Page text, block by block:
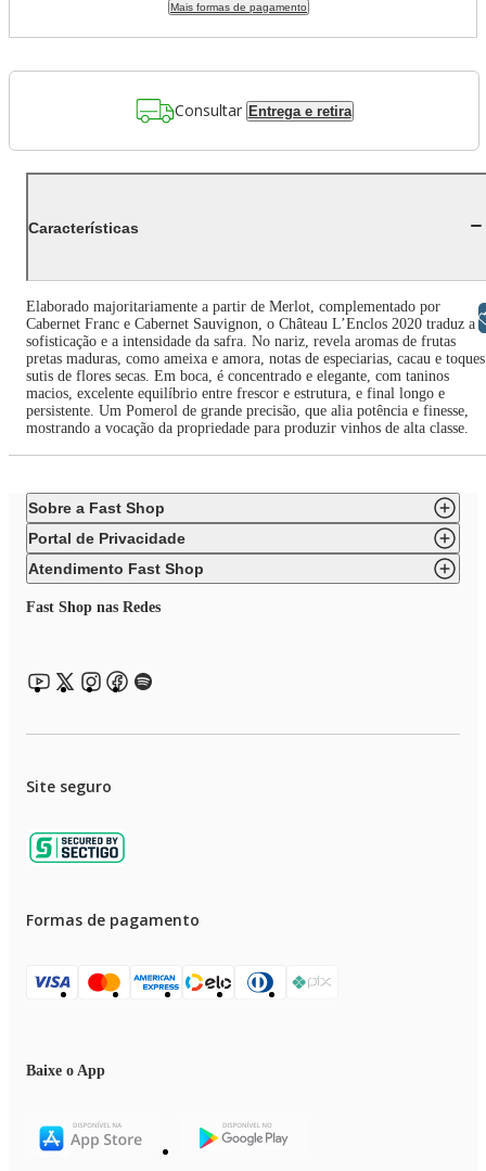
Mais formas de pagamento
Consultar Entrega e retira
Características
Elaborado majoritariamente a partir de Merlot, complementado por
Cabernet Franc e Cabernet Sauvignon, o Château L’Enclos 2020 traduz a
sofisticação e a intensidade da safra. No nariz, revela aromas de frutas
pretas maduras, como ameixa e amora, notas de especiarias, cacau e toques
sutis de flores secas. Em boca, é concentrado e elegante, com taninos
macios, excelente equilíbrio entre frescor e estrutura, e final longo e
persistente. Um Pomerol de grande precisão, que alia potência e finesse,
mostrando a vocação da propriedade para produzir vinhos de alta classe.
Sobre a Fast Shop
Portal de Privacidade
Atendimento Fast Shop
Fast Shop nas Redes
Site seguro
Formas de pagamento
Baixe o App
Libras